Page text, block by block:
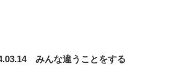
みんな違うことをする